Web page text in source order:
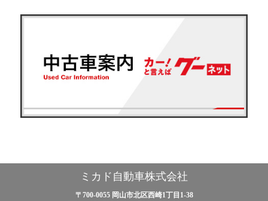
ミカド自動車株式会社
〒700-0055 岡山市北区西崎1丁目1-38